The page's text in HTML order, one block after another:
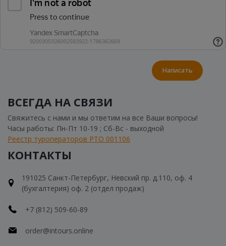
Написать
ВСЕГДА НА СВЯЗИ
Свяжитесь с нами и мы ответим на все Ваши вопросы!
Часы работы: Пн-Пт 10-19 ; Сб-Вс - выходной
Реестр туроператоров РТО 001106
КОНТАКТЫ
191025 Санкт-Петербург, Невский пр. д.110, оф. 4
(бухгалтерия) оф. 2 (отдел продаж)
+7 (812) 509-60-89
order@intours.online